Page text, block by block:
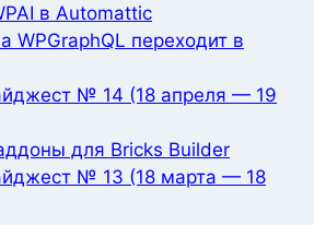
в Automattic
WPGraphQL переходит в
№ 14 (18 апреля — 19
для Bricks Builder
№ 13 (18 марта — 18